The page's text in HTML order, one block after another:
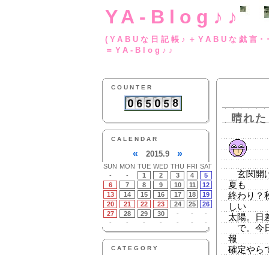
YA-Blog♪♪
(YABUな日記帳♪
＝YA-Blog♪♪
COUNTER
CALENDAR
« 2015.9 »
SUN MON TUE WED THU FRI SAT
-
- 1 2 3 4
5
6
7 8 9 10 11
12
13
14 15 16 17 18
19
20
21 22 23 24 25
26
27
28 29 30 - -
-
-
- - - - - -
CATEGORY
晴れ
玄関開
夏も
終わり？
しい
太陽。日
で。今
報
確定やら